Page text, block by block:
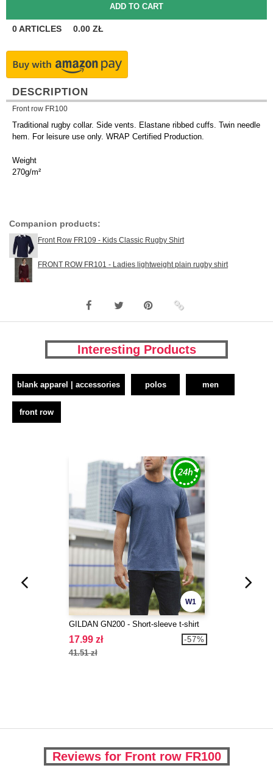
0ARTICLES 0.00 ZŁ
DESCRIPTION
Front row FR100
Traditional rugby collar. Side vents. Elastane ribbed cuffs. Twin needle
hem. For leisure use only. WRAP Certified Production.
Weight
270g/m²
Companion products:
Front Row FR109 - Kids Classic Rugby Shirt
FRONT ROW FR101 - Ladies lightweight plain rugby shirt
Interesting Products
blank apparel | accessories polos men
front row
W1
GILDAN GN200 - Short-sleeve t-shirt
17.99 zł
41.51 zł
-57%
Reviews for Front row FR100